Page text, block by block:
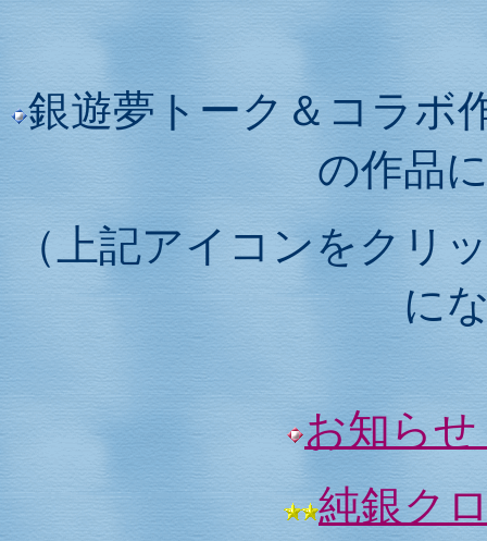
銀遊夢トーク＆コラボ
の作品
（上記アイコンをクリ
に
お知ら
純銀ク